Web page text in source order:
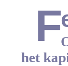
F
het